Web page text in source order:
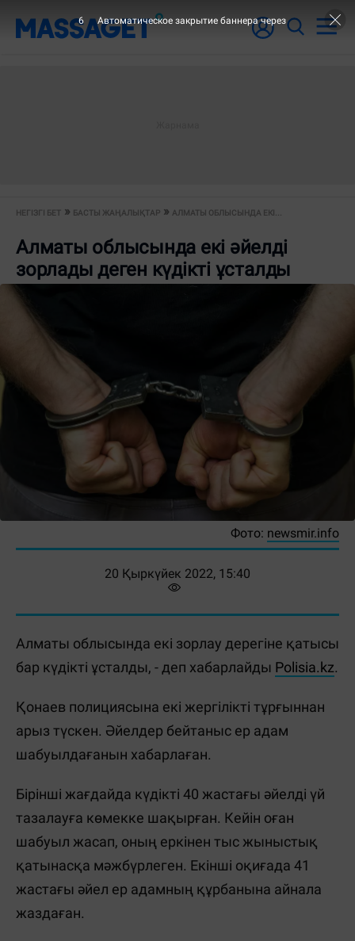
НЕГІЗГІ БЕТ БАСТЫ ЖАҢАЛЫҚТАР АЛМАТЫ ОБЛЫСЫНДА ЕКІ...
Алматы облысында екі әйелді
зорлады деген күдікті ұсталды
Фото: newsmir.info
20 Қыркүйек 2022, 15:40
Алматы облысында екі зорлау дерегіне қатысы
бар күдікті ұсталды, - деп хабарлайды Polisia.kz.
Қонаев полициясына екі жергілікті тұрғыннан
арыз түскен. Әйелдер бейтаныс ер адам
шабуылдағанын хабарлаған.
Бірінші жағдайда күдікті 40 жастағы әйелді үй
тазалауға көмекке шақырған. Кейін оған
шабуыл жасап, оның еркінен тыс жыныстық
қатынасқа мәжбүрлеген. Екінші оқиғада 41
жастағы әйел ер адамның құрбанына айнала
жаздаған.
6 Автоматическое закрытие баннера через